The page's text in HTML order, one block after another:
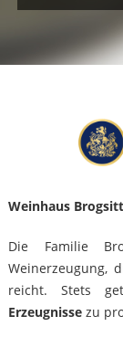
Weinhaus
Die Familie
Weinerzeugung,
reicht. Stets
Erzeugnissezu